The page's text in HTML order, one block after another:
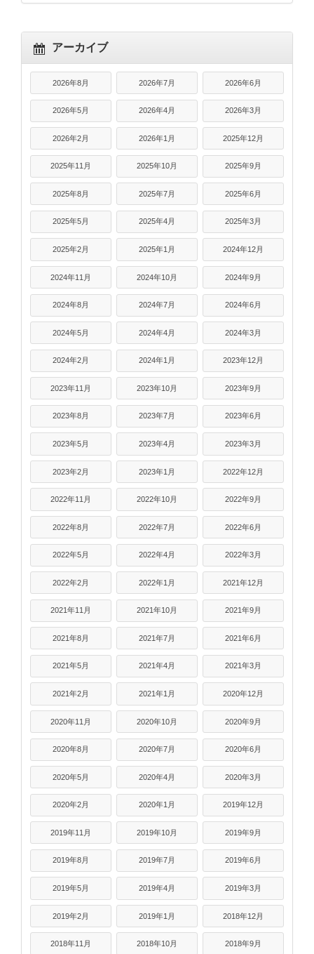
アーカイブ
2026年8月 2026年7月 2026年6月
2026年5月 2026年4月 2026年3月
2026年2月 2026年1月 2025年12月
2025年11月 2025年10月 2025年9月
2025年8月 2025年7月 2025年6月
2025年5月 2025年4月 2025年3月
2025年2月 2025年1月 2024年12月
2024年11月 2024年10月 2024年9月
2024年8月 2024年7月 2024年6月
2024年5月 2024年4月 2024年3月
2024年2月 2024年1月 2023年12月
2023年11月 2023年10月 2023年9月
2023年8月 2023年7月 2023年6月
2023年5月 2023年4月 2023年3月
2023年2月 2023年1月 2022年12月
2022年11月 2022年10月 2022年9月
2022年8月 2022年7月 2022年6月
2022年5月 2022年4月 2022年3月
2022年2月 2022年1月 2021年12月
2021年11月 2021年10月 2021年9月
2021年8月 2021年7月 2021年6月
2021年5月 2021年4月 2021年3月
2021年2月 2021年1月 2020年12月
2020年11月 2020年10月 2020年9月
2020年8月 2020年7月 2020年6月
2020年5月 2020年4月 2020年3月
2020年2月 2020年1月 2019年12月
2019年11月 2019年10月 2019年9月
2019年8月 2019年7月 2019年6月
2019年5月 2019年4月 2019年3月
2019年2月 2019年1月 2018年12月
2018年11月 2018年10月 2018年9月